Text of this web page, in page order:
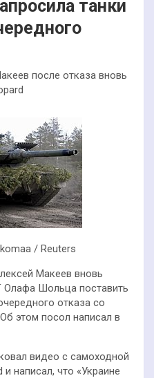
танки
после отказа вновь
/ Reuters
Макеев вновь
Олафа Шольца поставить
отказа со
этом посол написал в
видео с самоходной
и написал, что «Украине